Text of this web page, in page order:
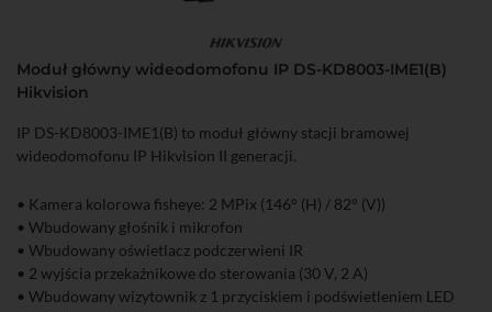
Moduł główny wideodomofonu IP DS-KD8003-IME1(B)
Hikvision
IP DS-KD8003-IME1(B) to moduł główny stacji bramowej
wideodomofonu IP Hikvision II generacji.
• Kamera kolorowa fisheye: 2 MPix (146° (H) / 82° (V))
• Wbudowany głośnik i mikrofon
• Wbudowany oświetlacz podczerwieni IR
• 2 wyjścia przekaźnikowe do sterowania (30 V, 2 A)
• Wbudowany wizytownik z 1 przyciskiem i podświetleniem LED